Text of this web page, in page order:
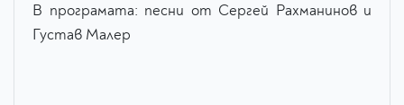
В програмата: песни от Сергей Рахманинов и
Густав Малер